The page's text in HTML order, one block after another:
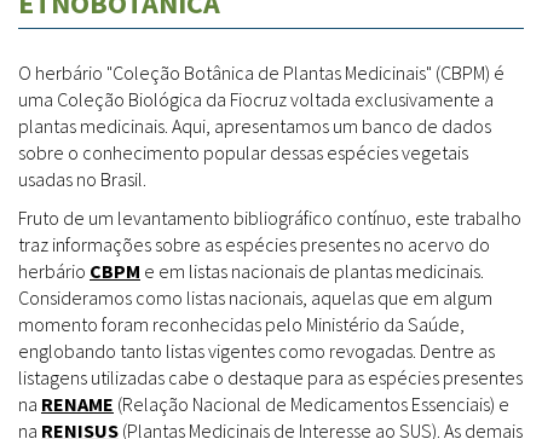
O herbário "Coleção Botânica de Plantas Medicinais" (CBPM) é
uma Coleção Biológica da Fiocruz voltada exclusivamente a
plantas medicinais. Aqui, apresentamos um banco de dados
sobre o conhecimento popular dessas espécies vegetais
usadas no Brasil.
Fruto de um levantamento bibliográfico contínuo, este trabalho
traz informações sobre as espécies presentes no acervo do
herbário CBPM e em listas nacionais de plantas medicinais.
Consideramos como listas nacionais, aquelas que em algum
momento foram reconhecidas pelo Ministério da Saúde,
englobando tanto listas vigentes como revogadas. Dentre as
listagens utilizadas cabe o destaque para as espécies presentes
na RENAME (Relação Nacional de Medicamentos Essenciais) e
na RENISUS (Plantas Medicinais de Interesse ao SUS). As demais